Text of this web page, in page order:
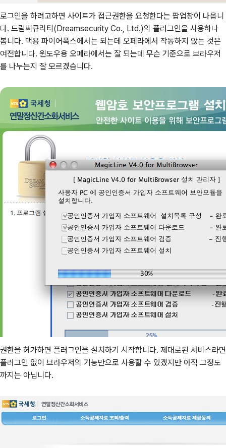
로그인을 하려고하면 사이트가 접근권한을 요청한다는 팝업창이 나옵니
다. 드림씨큐리티(Dreamsecurity Co., Ltd.)의 플러그인을 사용하나
봅니다. 맥용 파이어폭스에서는 되는데 오페라에서 작동하지 않는 것은
여전합니다. 윈도우용 오페라에서는 잘 되는데 무슨 기준으로 브라우저
를 나누는지 잘 모르겠습니다.
권한을 허가하면 플러그인을 설치하기 시작합니다. 제대로된 서비스라면
플러그인 없이 브라우저의 기능만으로 사용할 수 있겠지만 아직 그정도
까지는 아닙니다.